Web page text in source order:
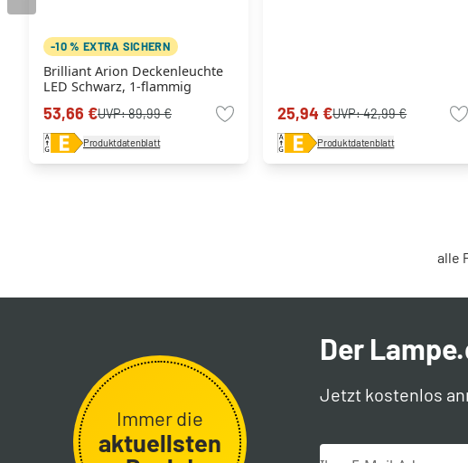
-10 % EXTRA SICHERN
Brilliant Arion Deckenleuchte
LED Schwarz, 1-flammig
53,66 €UVP:89,99 €
Produktdatenblatt
25,94 €UVP:42,99 €
Produktdatenblatt
alle
Immer die
aktuellsten
Der
Jetzt kostenlos